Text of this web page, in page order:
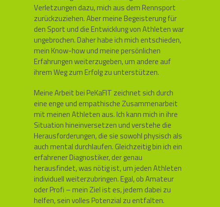
Verletzungen dazu, mich aus dem Rennsport
zurückzuziehen. Aber meine Begeisterung für
den Sport und die Entwicklung von Athleten war
ungebrochen. Daher habe ich mich entschieden,
mein Know-how und meine persönlichen
Erfahrungen weiterzugeben, um andere auf
ihrem Weg zum Erfolg zu unterstützen.
Meine Arbeit bei PeKaFIT zeichnet sich durch
eine enge und empathische Zusammenarbeit
mit meinen Athleten aus. Ich kann mich in ihre
Situation hineinversetzen und verstehe die
Herausforderungen, die sie sowohl physisch als
auch mental durchlaufen. Gleichzeitig bin ich ein
erfahrener Diagnostiker, der genau
herausfindet, was nötig ist, um jeden Athleten
individuell weiterzubringen. Egal, ob Amateur
oder Profi – mein Ziel ist es, jedem dabei zu
helfen, sein volles Potenzial zu entfalten.